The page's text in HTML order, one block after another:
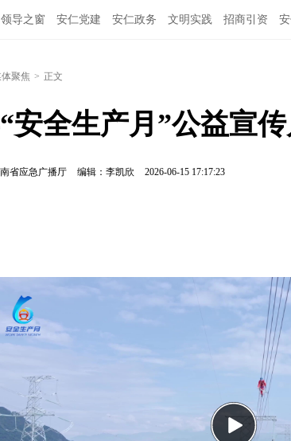
领导之窗 安仁党建 安仁政务 文明实践 招商引资
聚焦 > 正文
安全生产月”公益宣
省应急广播厅 编辑：李凯欣 2026-06-15 17:17:23